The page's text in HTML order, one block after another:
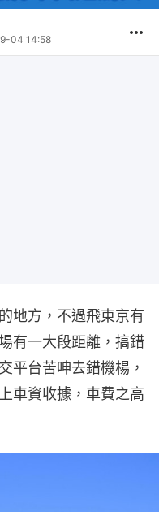
04 14:58
地方，不過飛東京有
有一大段距離，搞錯
平台苦呻去錯機楊，
車資收據，車費之高